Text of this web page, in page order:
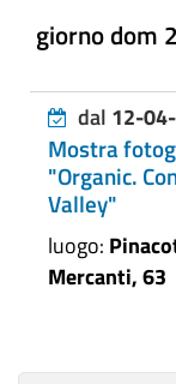
giorno dom
dal 12-
Mostra
"Organic.
Valley"
luogo:
Mercanti, 63